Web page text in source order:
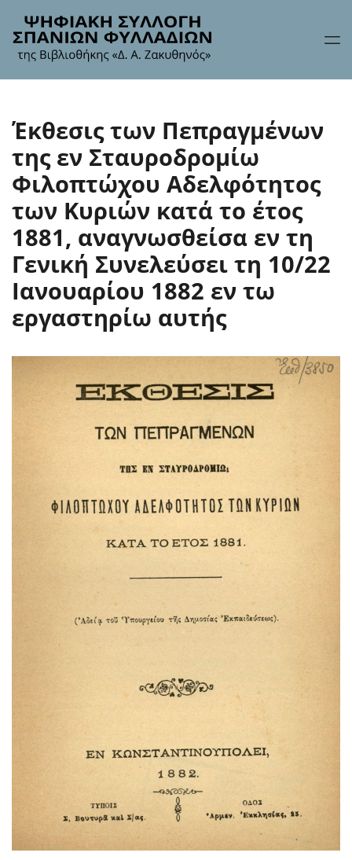
Έκθεσις των Πεπραγμένων
της εν Σταυροδρομίω
Φιλοπτώχου Αδελφότητος
των Κυριών κατά το έτος
1881, αναγνωσθείσα εν τη
Γενική Συνελεύσει τη 10/22
Ιανουαρίου 1882 εν τω
εργαστηρίω αυτής